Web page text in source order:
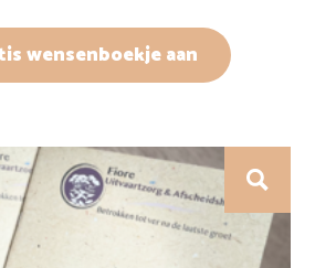
wensenboekje aan